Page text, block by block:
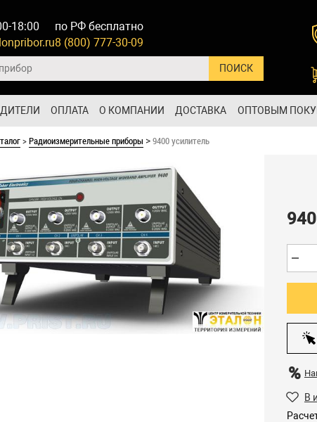
18:00
по РФ бесплатно
8 (800) 777-30-09
ОПЛАТА О КОМПАНИИ ДОСТАВКА ОПТОВЫМ
>Радиоизмерительные приборы >9400 усилитель
В